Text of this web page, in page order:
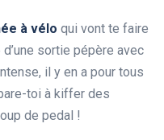
à vélo qui vont te faire
sortie pépère avec
il y en a pour tous
toi à kiffer des
de pedal !